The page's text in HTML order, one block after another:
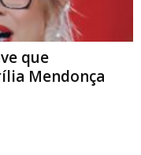
que
Mendonça